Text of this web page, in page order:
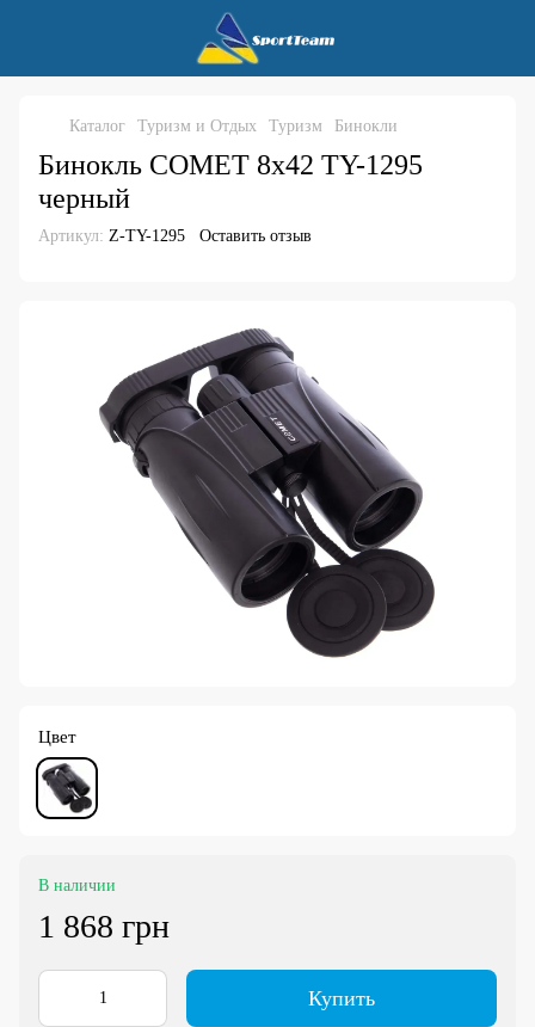
Каталог Туризм и Отдых Туризм Бинокли
Бинокль COMET 8х42 TY-1295
черный
Артикул: Z-TY-1295 Оставить отзыв
Цвет
В наличии
1 868 грн
Купить